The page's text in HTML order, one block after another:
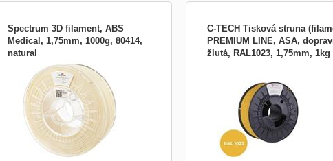
Spectrum 3D filament, ABS
Medical, 1,75mm, 1000g, 80414,
natural
Filament Medical ABS je materiál najvyššej
kvality navrhnutý špeciálne pre lekárske
aplikácie. Toto 3D tlačové vlákno bolo
vyrobené s použitím ABS peliet, ktoré
spĺňajú požiadavky na bio kompatibilitu
certifikácie USP Class VI alebo ISO
10993-1, čo zar...
C-TECH Tisková struna
PREMIUM LINE, ASA,
žlutá, RAL1023, 1,75mm, 1kg
1,75mm, 1kg Tisková struna
3D tisk, díky kterému můžete vytvářet
praktické i zábavné výrobky. Tento
materiál se vyznačuje skvělými
vlastnostmi a tudíž Vaše 3D